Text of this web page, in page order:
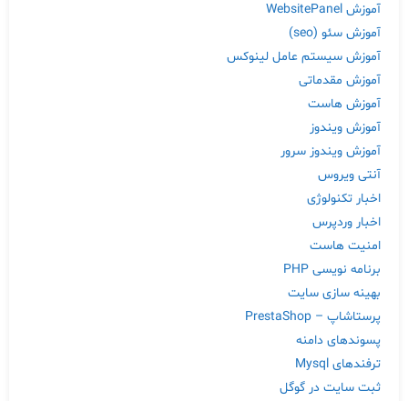
آموزش WebsitePanel
آموزش سئو (seo)
آموزش سیستم عامل لینوکس
آموزش مقدماتی
آموزش هاست
آموزش ویندوز
آموزش ویندوز سرور
آنتی ویروس
اخبار تکنولوژی
اخبار وردپرس
امنیت هاست
برنامه نویسی PHP
بهینه سازی سایت
پرستاشاپ – PrestaShop
پسوندهای دامنه
ترفندهای Mysql
ثبت سایت در گوگل